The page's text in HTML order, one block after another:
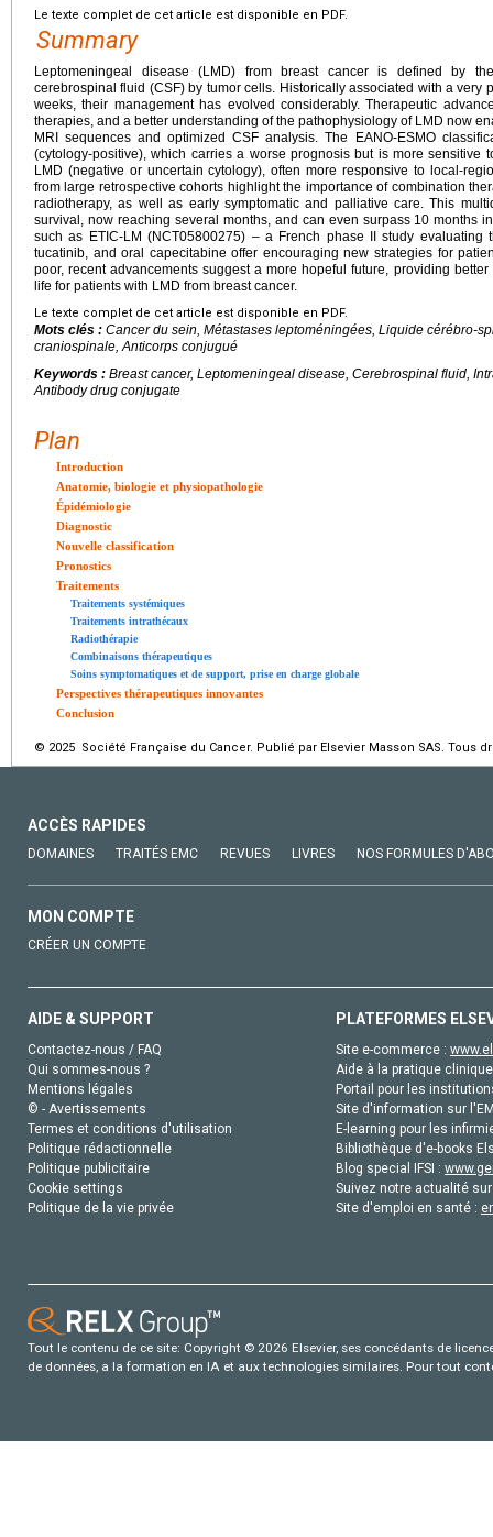
Le texte complet de cet article est disponible en PDF.
Summary
Leptomeningeal disease (LMD) from breast cancer is defined by
cerebrospinal fluid (CSF) by tumor cells. Historically associated with a very
weeks, their management has evolved considerably. Therapeutic
therapies, and a better understanding of the pathophysiology of LMD now
MRI sequences and optimized CSF analysis. The EANO-ESMO
(cytology-positive), which carries a worse prognosis but is more sensitive
LMD (negative or uncertain cytology), often more responsive to local-
from large retrospective cohorts highlight the importance of combination
radiotherapy, as well as early symptomatic and palliative care. This
survival, now reaching several months, and can even surpass 10 months
such as ETIC-LM (NCT05800275) – a French phase II study evaluating
tucatinib, and oral capecitabine offer encouraging new strategies for
poor, recent advancements suggest a more hopeful future, providing
life for patients with LMD from breast cancer.
Le texte complet de cet article est disponible en PDF.
Mots clés : Cancer du sein, Métastases leptoméningées, Liquide cérébro-
craniospinale, Anticorps conjugué
Keywords : Breast cancer, Leptomeningeal disease, Cerebrospinal fluid,
Antibody drug conjugate
Plan
Introduction
Anatomie, biologie et physiopathologie
Épidémiologie
Diagnostic
Nouvelle classification
Pronostics
Traitements
Traitements systémiques
Traitements intrathécaux
Radiothérapie
Combinaisons thérapeutiques
Soins symptomatiques et de support, prise en charge globale
Perspectives thérapeutiques innovantes
Conclusion
© 2025 Société Française du Cancer. Publié par Elsevier Masson SAS. Tous
ACCÈS RAPIDES
DOMAINES TRAITÉS EMC REVUES LIVRES NOS FORMULES
MON COMPTE
CRÉER UN COMPTE
AIDE & SUPPORT
Contactez-nous / FAQ
Qui sommes-nous ?
Mentions légales
© - Avertissements
Termes et conditions d'utilisation
Politique rédactionnelle
Politique publicitaire
Cookie settings
Politique de la vie privée
PLATEFORMES
Site e-commerce :
Aide à la pratique
Portail pour les
Site d'information sur
E-learning pour les
Bibliothèque d'e-books
Blog special IFSI :
Suivez notre actualité
Site d'emploi en santé :
Tout le contenu de ce site: Copyright © 2026 Elsevier, ses concédants de
de données, a la formation en IA et aux technologies similaires. Pour tout